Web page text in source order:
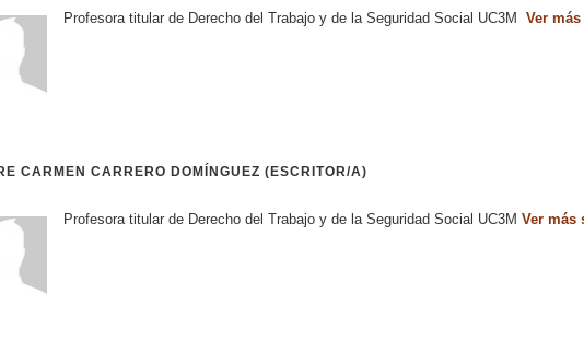
Profesora titular de Derecho del Trabajo y de la Seguridad Social UC3MVer
CARMEN CARRERO DOMÍNGUEZ (ESCRITOR/A)
Profesora titular de Derecho del Trabajo y de la Seguridad Social UC3MVer más